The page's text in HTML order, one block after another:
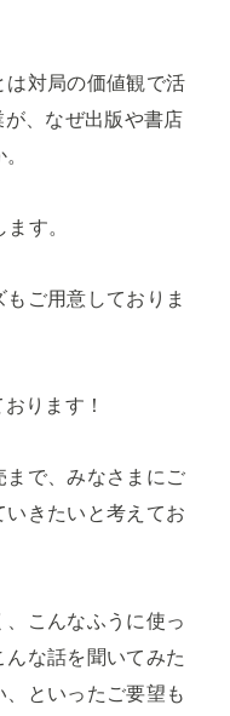
は対局の価値観で活
、なぜ出版や書店
す。
ご用意しておりま
ります！
まで、みなさまにご
きたいと考えてお
こんなふうに使っ
な話を聞いてみた
といったご要望も